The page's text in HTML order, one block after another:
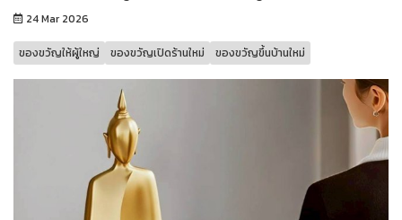
24 Mar 2026
ของขวัญให้ผู้ใหญ่ ของขวัญเปิดร้านใหม่ ของขวัญขึ้นบ้านใหม่